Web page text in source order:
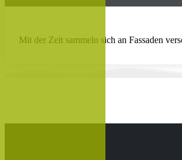
Mit der Zeit sammeln sich an Fassaden